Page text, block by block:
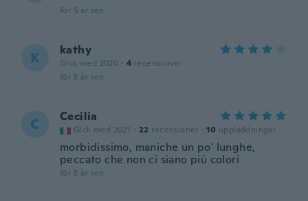
för 5 år sen
K kathy
Gick med 2020 · 4 recensioner
för 5 år sen
C Cecilia
Gick med 2021 · 22 recensioner · 10 uppladdningar
morbidissimo, maniche un po' lunghe,
peccato che non ci siano più colori
för 5 år sen